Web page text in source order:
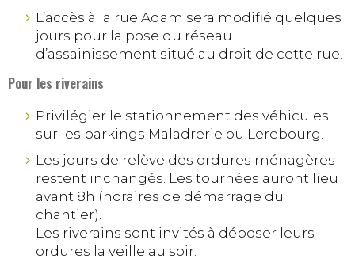
L’accès à la rue Adam sera modifié quelques
jours pour la pose du réseau
d’assainissement situé au droit de cette rue.
Pour les riverains
Privilégier le stationnement des véhicules
sur les parkings Maladrerie ou Lerebourg.
Les jours de relève des ordures ménagères
restent inchangés. Les tournées auront lieu
avant 8h (horaires de démarrage du
chantier).
Les riverains sont invités à déposer leurs
ordures la veille au soir.